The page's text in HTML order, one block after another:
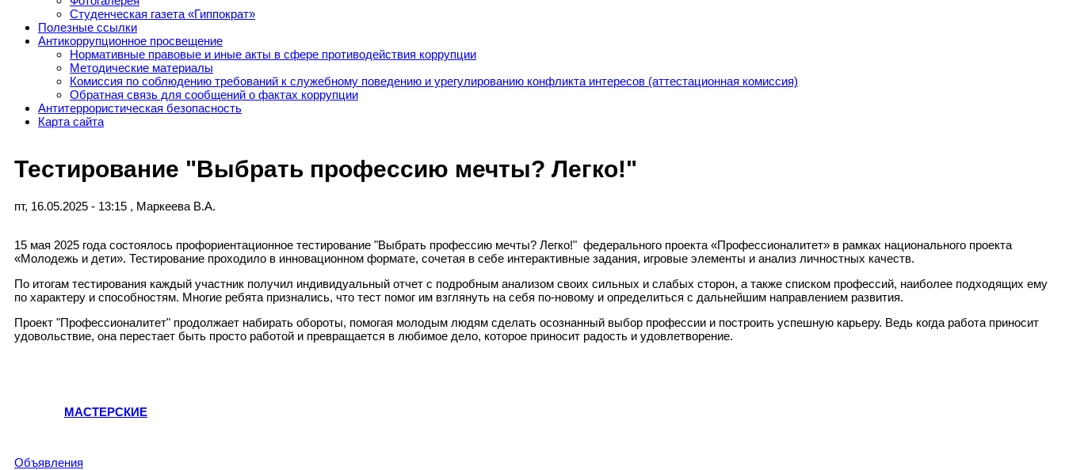
Студенческая газета «Гиппократ»
Полезные ссылки
Антикоррупционное просвещение
Нормативные правовые и иные акты в сфере противодействия коррупции
Методические материалы
Комиссия по соблюдению требований к служебному поведению и урегулированию конфликта интересов (аттестационная комиссия)
Обратная связь для сообщений о фактах коррупции
Антитеррористическая безопасность
Карта сайта
Тестирование "Выбрать профессию мечты? Легко!"
пт, 16.05.2025 - 13:15 , Маркеева В.А.
15 мая 2025 года состоялось профориентационное тестирование "Выбрать профессию мечты? Легко!" федерального проекта «Профессионалитет» в рамках национального проекта
«Молодежь и дети». Тестирование проходило в инновационном формате, сочетая в себе интерактивные задания, игровые элементы и анализ личностных качеств.
По итогам тестирования каждый участник получил индивидуальный отчет с подробным анализом своих сильных и слабых сторон, а также списком профессий, наиболее подходящих ему
по характеру и способностям. Многие ребята признались, что тест помог им взглянуть на себя по-новому и определиться с дальнейшим направлением развития.
Проект "Профессионалитет" продолжает набирать обороты, помогая молодым людям сделать осознанный выбор профессии и построить успешную карьеру. Ведь когда работа приносит
удовольствие, она перестает быть просто работой и превращается в любимое дело, которое приносит радость и удовлетворение.
МАСТЕРСКИЕ
Объявления